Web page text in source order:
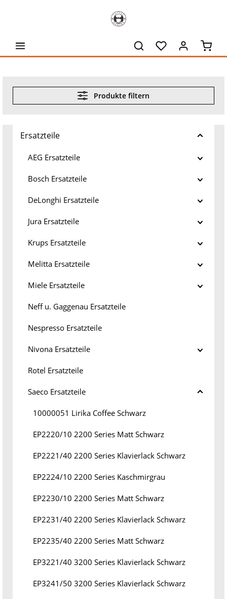
Produkte filtern
Ersatzteile
AEG Ersatzteile
Bosch Ersatzteile
DeLonghi Ersatzteile
Jura Ersatzteile
Krups Ersatzteile
Melitta Ersatzteile
Miele Ersatzteile
Neff u. Gaggenau Ersatzteile
Nespresso Ersatzteile
Nivona Ersatzteile
Rotel Ersatzteile
Saeco Ersatzteile
10000051 Lirika Coffee Schwarz
EP2220/10 2200 Series Matt Schwarz
EP2221/40 2200 Series Klavierlack Schwarz
EP2224/10 2200 Series Kaschmirgrau
EP2230/10 2200 Series Matt Schwarz
EP2231/40 2200 Series Klavierlack Schwarz
EP2235/40 2200 Series Matt Schwarz
EP3221/40 3200 Series Klavierlack Schwarz
EP3241/50 3200 Series Klavierlack Schwarz